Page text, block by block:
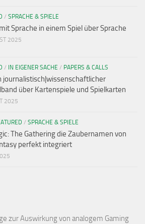
/ SPRACHE & SPIELE
Sprache in einem Spiel über Sprache
2025
/ IN EIGENER SACHE / PAPERS & CALLS
journalistisch|wissenschaftlicher
über Kartenspiele und Spielkarten
2025
/ SPRACHE & SPIELE
The Gathering die Zaubernamen von
perfekt integriert
zur Auswirkung von analogem Gaming